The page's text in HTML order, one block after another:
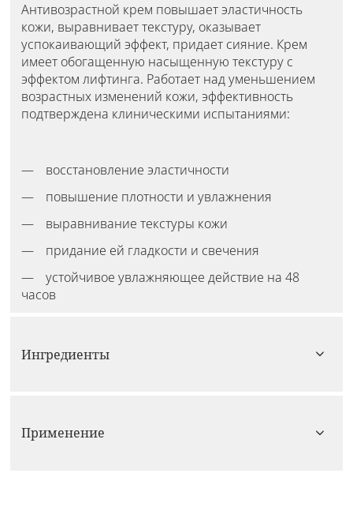
Антивозрастной крем повышает эластичность
кожи, выравнивает текстуру, оказывает
успокаивающий эффект, придает сияние. Крем
имеет обогащенную насыщенную текстуру с
эффектом лифтинга. Работает над уменьшением
возрастных изменений кожи, эффективность
подтверждена клиническими испытаниями:
восстановление эластичности
повышение плотности и увлажнения
выравнивание текстуры кожи
придание ей гладкости и свечения
устойчивое увлажняющее действие на 48
часов
Ингредиенты
Применение